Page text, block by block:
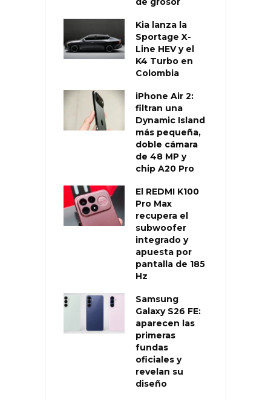
Kia lanza la
Sportage X-
Line HEV y el
K4 Turbo en
Colombia
iPhone Air 2:
filtran una
Dynamic Island
más pequeña,
doble cámara
de 48 MP y
chip A20 Pro
El REDMI K100
Pro Max
recupera el
subwoofer
integrado y
apuesta por
pantalla de 185
Hz
Samsung
Galaxy S26 FE:
aparecen las
primeras
fundas
oficiales y
revelan su
diseño